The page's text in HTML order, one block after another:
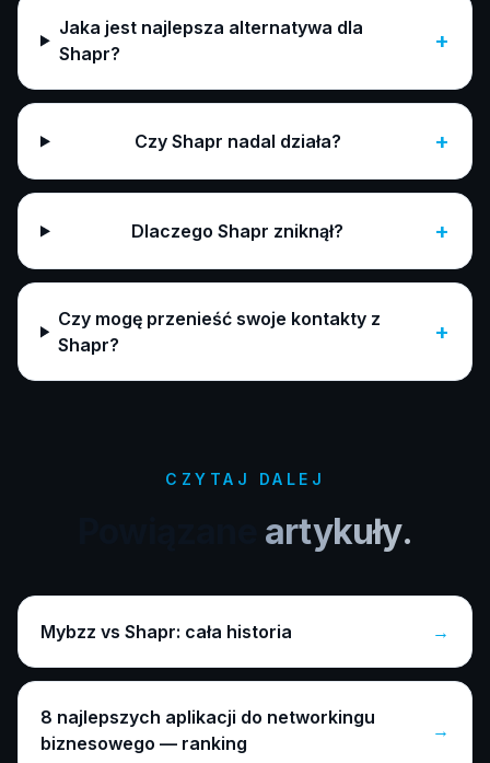
Jaka jest najlepsza alternatywa dla
Shapr?
+
Czy Shapr nadal działa? +
Dlaczego Shapr zniknął? +
Czy mogę przenieść swoje kontakty z
Shapr?
+
CZYTAJ DALEJ
artykuły.
Mybzz vs Shapr: cała historia →
8 najlepszych aplikacji do networkingu
biznesowego — ranking
→